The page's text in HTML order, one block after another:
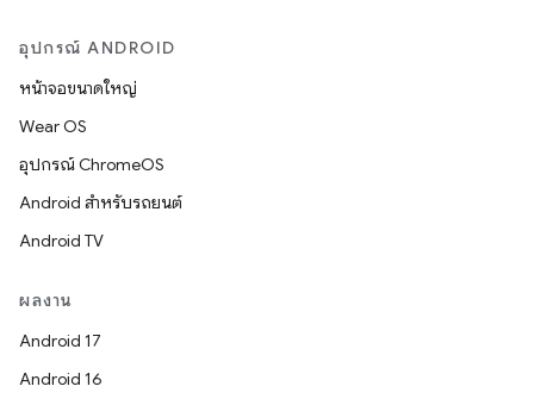
อุปกรณ์ ANDROID
หน้าจอขนาดใหญ่
Wear OS
อุปกรณ์ ChromeOS
Android สำหรับรถยนต์
Android TV
ผลงาน
Android 17
Android 16